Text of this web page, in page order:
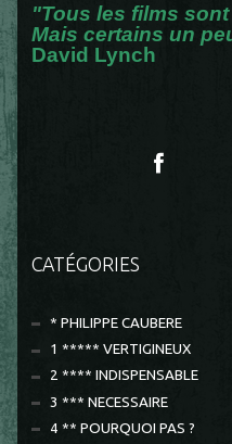
"Tous les films
Mais certains un
David Lynch
CATÉGORIES
* PHILIPPE CAUBERE
1 ***** VERTIGINEUX
2 **** INDISPENSABLE
3 *** NECESSAIRE
4 ** POURQUOI PAS ?